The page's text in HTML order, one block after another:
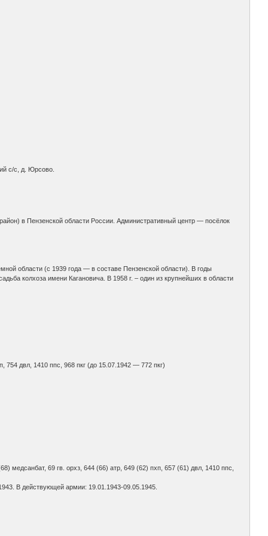
с/с, д. Юрсово.
в Пензенской области России. Административный центр — посёлок
области (с 1939 года — в составе Пензенской области). В годы
колхоза имени Кагановича. В 1958 г. – один из крупнейших в области
754 двл, 1410 ппс, 968 пкг (до 15.07.1942 — 772 пкг)
медсанбат, 69 гв. орхз, 644 (66) атр, 649 (62) пхп, 657 (61) двл, 1410 ппс,
В действующей армии: 19.01.1943-09.05.1945.